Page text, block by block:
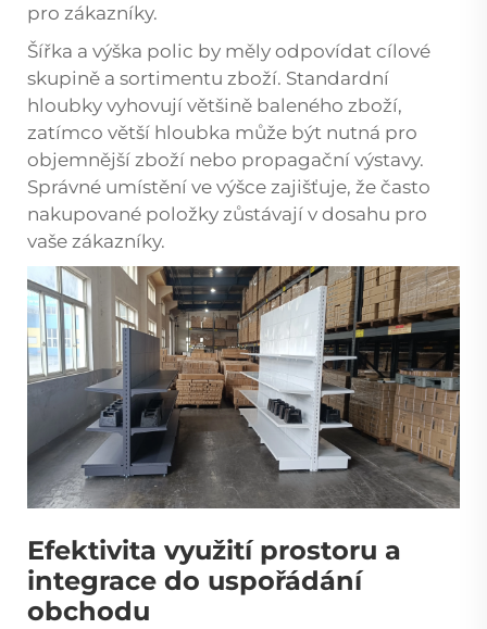
pro zákazníky.
Šířka a výška polic by měly odpovídat cílové
skupině a sortimentu zboží. Standardní
hloubky vyhovují většině baleného zboží,
zatímco větší hloubka může být nutná pro
objemnější zboží nebo propagační výstavy.
Správné umístění ve výšce zajišťuje, že často
nakupované položky zůstávají v dosahu pro
vaše zákazníky.
Efektivita využití prostoru a
integrace do uspořádání
obchodu